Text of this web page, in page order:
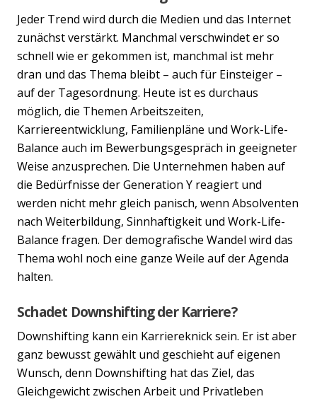
Jeder Trend wird durch die Medien und das Internet
zunächst verstärkt. Manchmal verschwindet er so
schnell wie er gekommen ist, manchmal ist mehr
dran und das Thema bleibt – auch für Einsteiger –
auf der Tagesordnung. Heute ist es durchaus
möglich, die Themen Arbeitszeiten,
Karriereentwicklung, Familienpläne und Work-Life-
Balance auch im Bewerbungsgespräch in geeigneter
Weise anzusprechen. Die Unternehmen haben auf
die Bedürfnisse der Generation Y reagiert und
werden nicht mehr gleich panisch, wenn Absolventen
nach Weiterbildung, Sinnhaftigkeit und Work-Life-
Balance fragen. Der demografische Wandel wird das
Thema wohl noch eine ganze Weile auf der Agenda
halten.
Schadet Downshifting der Karriere?
Downshifting kann ein Karriereknick sein. Er ist aber
ganz bewusst gewählt und geschieht auf eigenen
Wunsch, denn Downshifting hat das Ziel, das
Gleichgewicht zwischen Arbeit und Privatleben